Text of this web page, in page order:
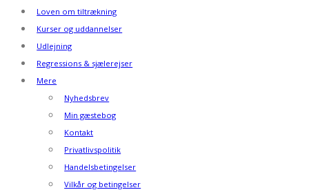
Loven om tiltrækning
Kurser og uddannelser
Udlejning
Regressions & sjælerejser
Mere
Nyhedsbrev
Min gæstebog
Kontakt
Privatlivspolitik
Handelsbetingelser
Vilkår og betingelser